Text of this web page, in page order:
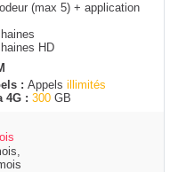
(max 5) + application
HD
: Appels illimités
4G : 300 GB